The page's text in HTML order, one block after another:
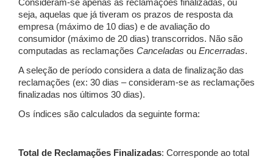
Consideram-se apenas as reclamações finalizadas, ou
seja, aquelas que já tiveram os prazos de resposta da
empresa (máximo de 10 dias) e de avaliação do
consumidor (máximo de 20 dias) transcorridos. Não são
computadas as reclamações Canceladas ou Encerradas.
A seleção de período considera a data de finalização das
reclamações (ex: 30 dias – consideram-se as reclamações
finalizadas nos últimos 30 dias).
Os índices são calculados da seguinte forma:
Total de Reclamações Finalizadas: Corresponde ao total